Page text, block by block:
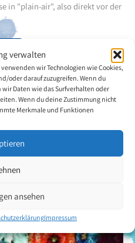
verwalten
wir Technologien wie Cookies,
oder darauf zuzugreifen. Wenn du
Daten wie das Surfverhalten oder
Wenn du deine Zustimmung nicht
Merkmale und Funktionen
ansehen
Impressum
in "plain-air", also direkt vor der